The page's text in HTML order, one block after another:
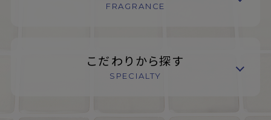
FRAGRANCE
こだわりから探す
SPECIALTY